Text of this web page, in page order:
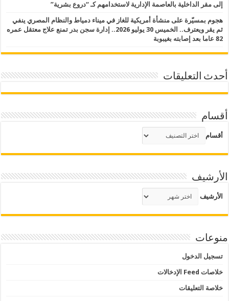
إلى مقر الداخلية بالعاصمة الإدارية لاستخدامهم كـ “دروع بشرية”
هجوم بمسيّرة على منشأة أمريكية للغاز في ميناء دمياط والنظام المصري ينفي
ثم يقر ويعترف.. الخميس 30 يوليو 2026.. إدارة سجن بدر تمنع علاج معتقل عمره
82 عاما بعد إصابته بغيبوبة
أحدث التعليقات
أقسام
أقسام
الأرشيف
الأرشيف
منوعات
تسجيل الدخول
خلاصات Feed الإدخالات
خلاصة التعليقات